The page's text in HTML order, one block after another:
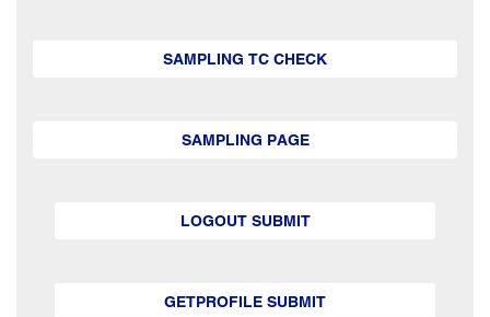
SAMPLING TC CHECK
SAMPLING PAGE
LOGOUT SUBMIT
GETPROFILE SUBMIT